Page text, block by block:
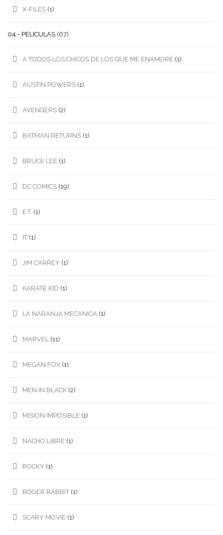
X-FILES (1)
04.- PELICULAS (67)
A TODOS LOS CHICOS DE LOS QUE ME ENAMORÉ (1)
AUSTIN POWERS (1)
AVENGERS (2)
BATMAN RETURNS (1)
BRUCE LEE (1)
DC COMICS (19)
E.T. (1)
IT (1)
JIM CARREY (1)
KARATE KID (1)
LA NARANJA MECANICA (1)
MARVEL (11)
MEGAN FOX (1)
MEN IN BLACK (2)
MISION IMPOSIBLE (1)
NACHO LIBRE (1)
ROCKY (1)
ROGER RABBIT (1)
SCARY MOVIE (1)